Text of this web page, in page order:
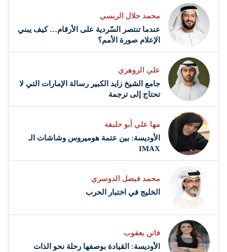
محمد جلال الريسي
عندما تنتصر السّردية على الأرقام… كيف يبني
الإعلام صورة الأمم؟
علي الزوهري
جامع الشيخ زايد الكبير رسالة الإمارات التي لا
تحتاج إلى ترجمة
مها علي أبو حليقة
الأوديسة: بين عتمة هوميروس وشاشات الـ
IMAX
محمد فيصل الدوسري ​
‏الخليج في اختبار الحرب
فاتن يعقوب
الأوديسة: القيادة بوصفها رحلة نحو الذات